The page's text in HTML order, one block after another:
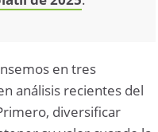
en tres
análisis recientes del
diversificar